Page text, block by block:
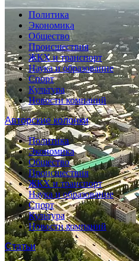
Политика
Экономика
Общество
Происшествия
ЖКХ и транспорт
Наука и образование
Спорт
Культура
Новости компаний
Авторские колонки
Политика
Экономика
Общество
Происшествия
ЖКХ и транспорт
Наука и образование
Спорт
Культура
Новости компаний
Статьи